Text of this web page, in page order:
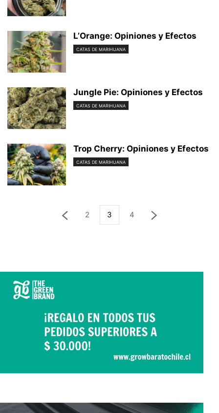
L’Orange: Opiniones y Efectos
CATAS DE MARIHUANA
Jungle Pie: Opiniones y Efectos
CATAS DE MARIHUANA
Trop Cherry: Opiniones y Efectos
CATAS DE MARIHUANA
2 3 4